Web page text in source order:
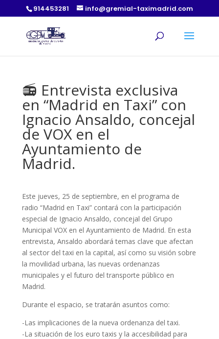
914453281 info@gremial-taximadrid.com
📻 Entrevista exclusiva
en “Madrid en Taxi” con
Ignacio Ansaldo, concejal
de VOX en el
Ayuntamiento de
Madrid.
Este jueves, 25 de septiembre, en el programa de
radio “Madrid en Taxi” contará con la participación
especial de Ignacio Ansaldo, concejal del Grupo
Municipal VOX en el Ayuntamiento de Madrid. En esta
entrevista, Ansaldo abordará temas clave que afectan
al sector del taxi en la capital, así como su visión sobre
la movilidad urbana, las nuevas ordenanzas
municipales y el futuro del transporte público en
Madrid.
Durante el espacio, se tratarán asuntos como:
-Las implicaciones de la nueva ordenanza del taxi.
-La situación de los euro taxis y la accesibilidad para